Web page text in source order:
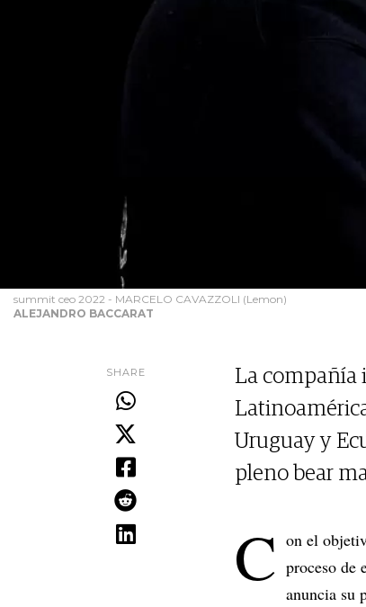
summit ceo 2022 - MARCELO CAVAZZOLI (Lemon)
ALEJANDRO BACCARAT
SHARE
La compañía
Uruguay y
pleno bear
C on el
proceso de
anuncia su